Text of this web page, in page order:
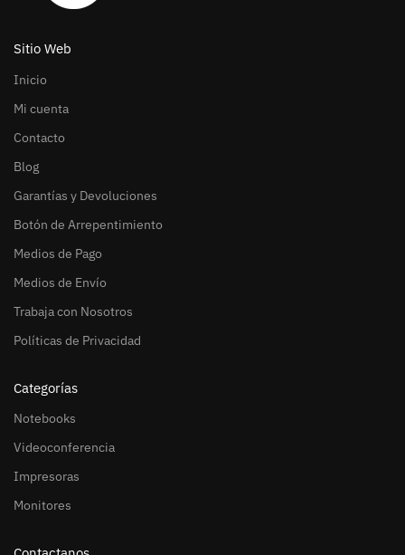
Sitio Web
Inicio
Mi cuenta
Contacto
Blog
Garantías y Devoluciones
Botón de Arrepentimiento
Medios de Pago
Medios de Envío
Trabaja con Nosotros
Políticas de Privacidad
Categorías
Notebooks
Videoconferencia
Impresoras
Monitores